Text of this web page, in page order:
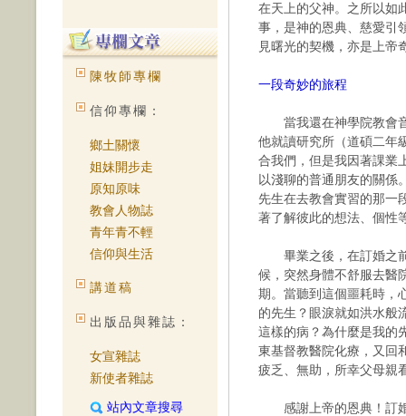
陳牧師專欄
信仰專欄：
鄉土關懷
姐妹開步走
原知原味
教會人物誌
青年青不輕
信仰與生活
講道稿
出版品與雜誌：
女宣雜誌
新使者雜誌
站內文章搜尋
在天上的父神。之所以如
事，是神的恩典、慈愛引
見曙光的契機，亦是上帝
一段奇妙的旅程
當我還在神學院教會音
他就讀研究所（道碩二年
合我們，但是我因著課業
以淺聊的普通朋友的關係
先生在去教會實習的那一
著了解彼此的想法、個性
畢業之後，在訂婚之前
候，突然身體不舒服去醫
期。當聽到這個噩耗時，
的先生？眼淚就如洪水般
這樣的病？為什麼是我的
東基督教醫院化療，又回
疲乏、無助，所幸父母親
感謝上帝的恩典！訂婚